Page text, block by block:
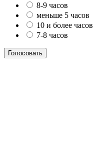
8-9 часов
меньше 5 часов
10 и более часов
7-8 часов